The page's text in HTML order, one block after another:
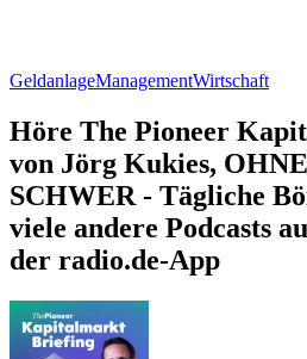
GeldanlageManagementWirtschaft
Höre The Pioneer
von Jörg Kukies,
SCHWER - Tägliche
viele andere Podcasts
der radio.de-App